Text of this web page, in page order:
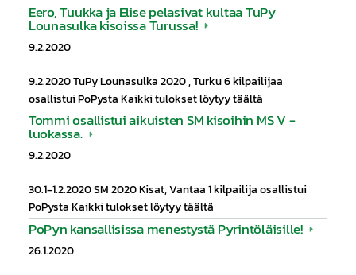
Eero, Tuukka ja Elise pelasivat kultaa TuPy
Lounasulka kisoissa Turussa!
9.2.2020
9.2.2020 TuPy Lounasulka 2020 , Turku 6 kilpailijaa
osallistui PoPysta Kaikki tulokset löytyy täältä
Tommi osallistui aikuisten SM kisoihin MS V -
luokassa.
9.2.2020
30.1-1.2.2020 SM 2020 Kisat, Vantaa 1 kilpailija osallistui
PoPysta Kaikki tulokset löytyy täältä
PoPyn kansallisissa menestystä Pyrintöläisille!
26.1.2020